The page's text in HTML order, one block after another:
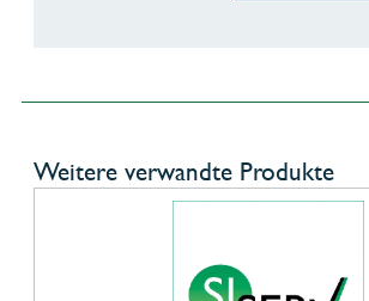
Weitere verwandte Produkte